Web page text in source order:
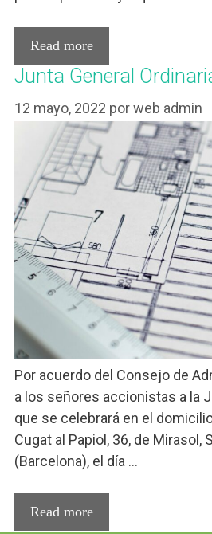
Read more
Junta General
12 mayo, 2022 porweb admin
Por acuerdo del Consejo de
a los señores accionistas a la
que se celebrará en el
Cugat al Papiol, 36, de Mirasol,
(Barcelona), el día …
Read more